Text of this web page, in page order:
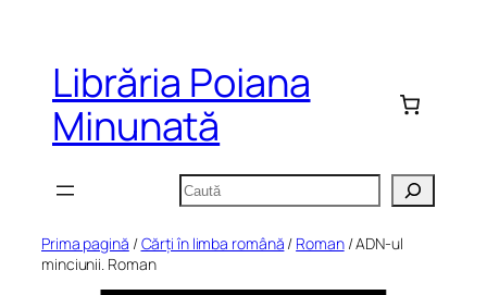
conținutLibrăria Poiana
Minunată
Caută
Prima pagină /Cărți în limba română / Roman/ ADN-ul
minciunii. Roman